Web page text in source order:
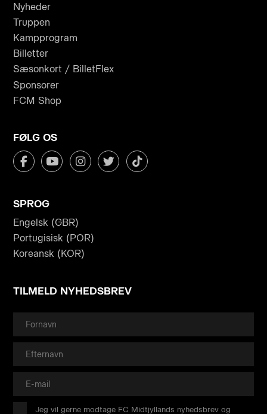
Nyheder
Truppen
Kampprogram
Billetter
Sæsonkort / BilletFlex
Sponsorer
FCM Shop
FØLG OS
SPROG
Engelsk (GBR)
Portugisisk (POR)
Koreansk (KOR)
TILMELD NYHEDSBREV
Jeg vil gerne modtage FC Midtjyllands nyhedsbrev og